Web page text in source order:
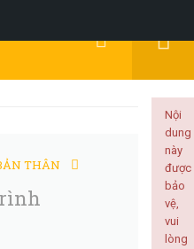
THÂN
Nội
dung
này
được
bảo
vệ,
vui
lòng